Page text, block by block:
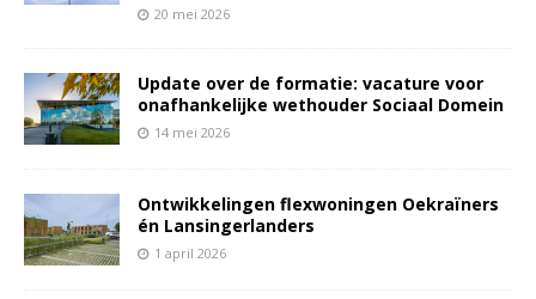
20 mei 2026
Update over de formatie: vacature voor
onafhankelijke wethouder Sociaal Domein
14 mei 2026
Ontwikkelingen flexwoningen Oekraïners
én Lansingerlanders
1 april 2026